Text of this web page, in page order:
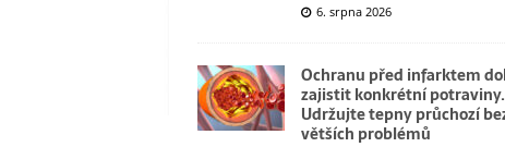
6. srpna 2026
Ochranu před infarktem
zajistit konkrétní potraviny.
Udržujte tepny průchozí
větších problémů